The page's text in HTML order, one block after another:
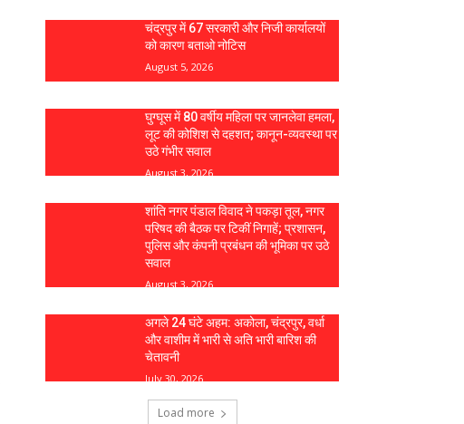
चंद्रपुर में 67 सरकारी और निजी कार्यालयों
को कारण बताओ नोटिस
August 5, 2026
घुग्घूस में 80 वर्षीय महिला पर जानलेवा हमला,
लूट की कोशिश से दहशत; कानून-व्यवस्था पर
उठे गंभीर सवाल
August 3, 2026
शांति नगर पंडाल विवाद ने पकड़ा तूल, नगर
परिषद की बैठक पर टिकीं निगाहें; प्रशासन,
पुलिस और कंपनी प्रबंधन की भूमिका पर उठे
सवाल
August 3, 2026
अगले 24 घंटे अहम: अकोला, चंद्रपुर, वर्धा
और वाशीम में भारी से अति भारी बारिश की
चेतावनी
July 30, 2026
Load more